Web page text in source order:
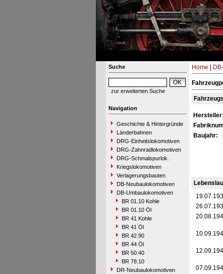
Suche
zur erweiterten Suche
Navigation
Geschichte & Hintergründe
Länderbahnen
DRG-Einheitslokomotiven
DRG-Zahnradlokomotiven
DRG-Schmalspurlok.
Kriegslokomotiven
Verlagerungsbauten
DB-Neubaulokomotiven
DB-Umbaulokomotiven
BR 01.10 Kohle
BR 01.10 Öl
BR 41 Kohle
BR 41 Öl
BR 42.90
BR 44 Öl
BR 50.40
BR 78.10
DR-Neubaulokomotiven
Home
Hersteller:
Baujahr: